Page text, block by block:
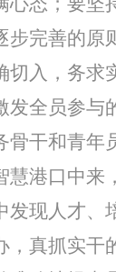
步完善的原
切入，务求
发全员参与
骨干和青年
慧港口中来
发现人才、
真抓实干